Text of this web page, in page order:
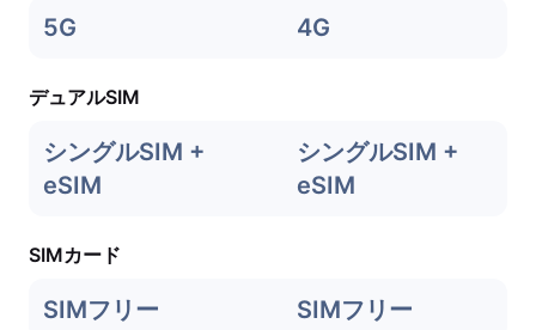
5G 4G
デュアルSIM
シングルSIM +
eSIM
シングルSIM +
eSIM
SIMカード
SIMフリー SIMフリー